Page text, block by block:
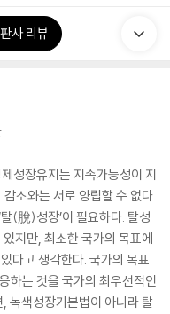
사 리뷰
성장유지는 지속가능성이 지
소와는 서로 양립할 수 없다.
(脫)성장’이 필요하다. 탈성
지만, 최소한 국가의 목표에
다고 생각한다. 국가의 목표
하는 것을 국가의 최우선적인
녹색성장기본법이 아니라 탈